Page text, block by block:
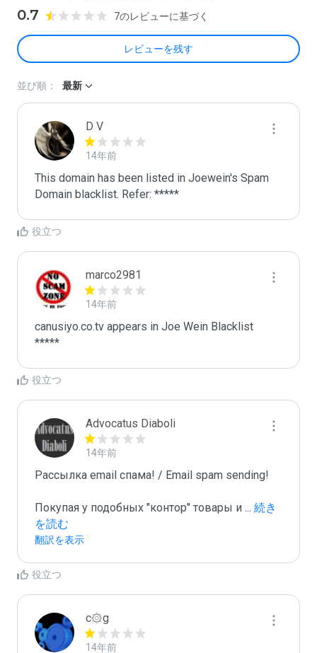
0.7 7のレビューに基づく
レビューを残す
並び順： 最新
D V
14年前
This domain has been listed in Joewein's Spam
Domain blacklist. Refer: *****
役立つ
marco2981
14年前
canusiyo.co.tv appears in Joe Wein Blacklist
*****
役立つ
Advocatus Diaboli
14年前
Рассылка email спама! / Email spam sending!
Покупая у подобных "контор" товары и ... 続き
を読む
翻訳を表示
役立つ
c۞g
14年前